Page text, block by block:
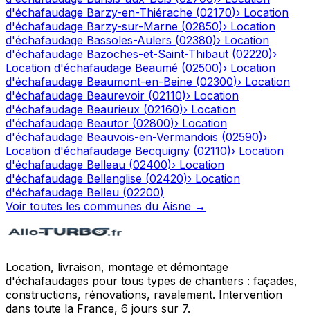
d'échafaudage Barzy-en-Thiérache (02170)› Location
d'échafaudage Barzy-sur-Marne (02850)› Location
d'échafaudage Bassoles-Aulers (02380)› Location
d'échafaudage Bazoches-et-Saint-Thibaut (02220)›
Location d'échafaudage Beaumé (02500)› Location
d'échafaudage Beaumont-en-Beine (02300)› Location
d'échafaudage Beaurevoir (02110)› Location
d'échafaudage Beaurieux (02160)› Location
d'échafaudage Beautor (02800)› Location
d'échafaudage Beauvois-en-Vermandois (02590)›
Location d'échafaudage Becquigny (02110)› Location
d'échafaudage Belleau (02400)› Location
d'échafaudage Bellenglise (02420)› Location
d'échafaudage Belleu (02200)
Voir toutes les communes du Aisne →
Location, livraison, montage et démontage
d'échafaudages pour tous types de chantiers : façades,
constructions, rénovations, ravalement. Intervention
dans toute la France, 6 jours sur 7.